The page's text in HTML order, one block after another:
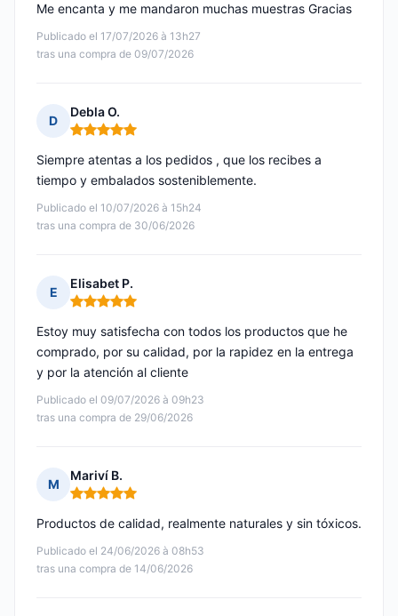
Publicado el 17/07/2026 à 13h27
tras una compra de 09/07/2026
Me encanta y me mandaron muchas muestras Gracias
D
Debla O.
Nota: 5 de 5
Publicado el 10/07/2026 à 15h24
tras una compra de 30/06/2026
Siempre atentas a los pedidos , que los recibes a
tiempo y embalados sosteniblemente.
E
Elisabet P.
Nota: 5 de 5
Publicado el 09/07/2026 à 09h23
tras una compra de 29/06/2026
Estoy muy satisfecha con todos los productos que he
comprado, por su calidad, por la rapidez en la entrega
y por la atención al cliente
M
Mariví B.
Nota: 5 de 5
Publicado el 24/06/2026 à 08h53
tras una compra de 14/06/2026
Productos de calidad, realmente naturales y sin tóxicos.